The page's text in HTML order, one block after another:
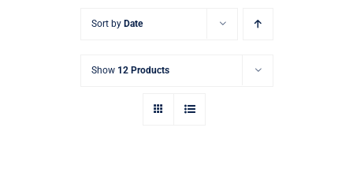
Sort by Date
Show 12 Products